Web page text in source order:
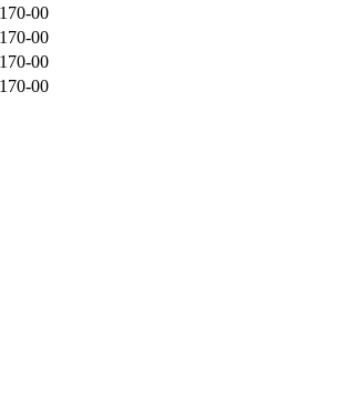
170-00
170-00
170-00
170-00